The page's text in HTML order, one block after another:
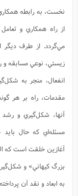
نخست، به رابطه
از راه همكاري و
مي‌گردد. از طرف ديگر
زيستي، نوعي مسابقه و
انفعال، منجر به
مقدمات، راه بر هر
آنها، شكل‌گيري و رشد
مسئله‌اي كه حال بايد
آغازين خلقت است كه
بزرگ كيهاني» و
به ابعاد و نقد آن